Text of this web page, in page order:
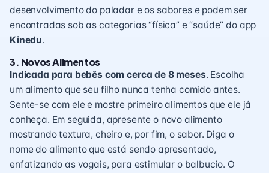
desenvolvimento do paladare os sabores e podem ser
encontradas sob as categorias “física” e “saúde” do app
Kinedu.
3. Novos Alimentos
Indicada para bebês com cerca de 8 meses. Escolha
um alimento que seu filho nunca tenha comido antes.
Sente-se com ele e mostre primeiro alimentos que ele já
conheça. Em seguida, apresente o novo alimento
mostrando textura, cheiro e, por fim, o sabor. Diga o
nome do alimento que está sendo apresentado,
enfatizando as vogais, para estimular o balbucio. O